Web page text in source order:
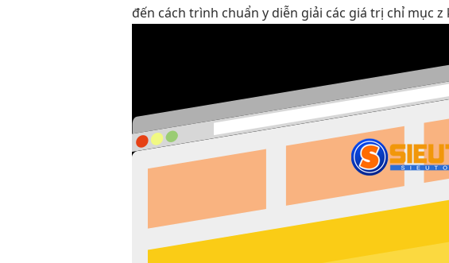
đến cách trình chuẩn y diễn giải các giá trị chỉ mục